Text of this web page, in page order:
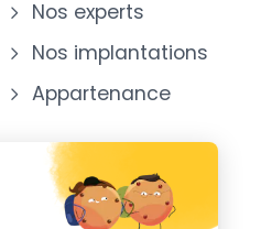
Nos experts
Nos implantations
Appartenance